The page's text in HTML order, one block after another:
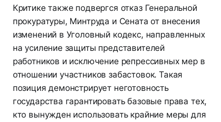
Критике также подвергся отказ Генеральной
прокуратуры, Минтруда и Сената от внесения
изменений в Уголовный кодекс, направленных
на усиление защиты представителей
работников и исключение репрессивных мер в
отношении участников забастовок. Такая
позиция демонстрирует неготовность
государства гарантировать базовые права тех,
кто вынужден использовать крайние меры для